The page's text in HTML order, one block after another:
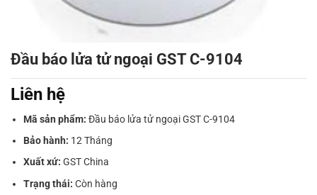
Đầu báo lửa tử ngoại GST C-9104
Liên hệ
Mã sản phẩm: Đầu báo lửa tử ngoại GST C-9104
Bảo hành: 12 Tháng
Xuất xứ: GST China
Trạng thái: Còn hàng